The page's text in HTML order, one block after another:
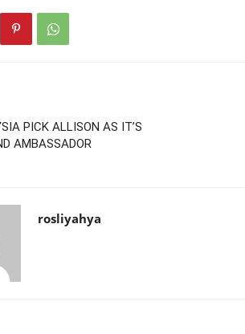
PICK ALLISON AS IT’S
AMBASSADOR
rosliyahya